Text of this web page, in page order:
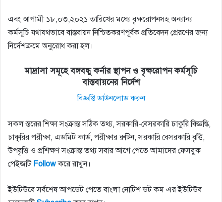
এবং আগামী ১৮,০৩,২০২১ তারিখের মধ্যে বৃক্ষরোপনসহ অন্যান্য
কর্মসূচি যথাযথভাবে বাস্তবায়ন নিশ্চিতকরণপূর্বক প্রতিবেদন প্রেরণের জন্য
নির্দেশক্রমে অনুরোধ করা হল।
মাদ্রাসা সমূহে বঙ্গবন্ধু কর্নার স্থাপন ও বৃক্ষরোপন কর্মসূচি
বাস্তবায়নের নির্দেশ
বিজ্ঞপ্তি ডাউনলোড করুন
সকল স্তরের শিক্ষা সংক্রান্ত সঠিক তথ্য, সরকারি-বেসরকারি চাকুরি বিজ্ঞপ্তি,
চাকুরির পরীক্ষা, এডমিট কার্ড, পরীক্ষার রুটিন, সরকারি বেসরকারি বৃত্তি,
উপবৃত্তি ও প্রশিক্ষণ সংক্রান্ত তথ্য সবার আগে পেতে আমাদের ফেসবুক
পেইজটি Followকরে রাখুন।
ইউটিউবে সর্বশেষ আপডেট পেতে বাংলা নোটিশ ডট কম এর ইউটিউব